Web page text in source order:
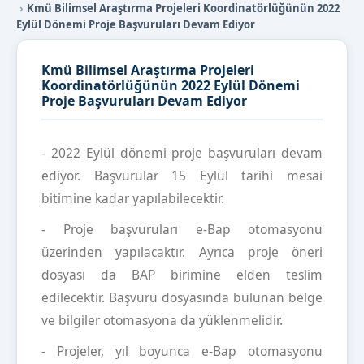
Kmü Bilimsel Araştırma Projeleri Koordinatörlüğünün 2022
Eylül Dönemi Proje Başvuruları Devam Ediyor
Kmü Bilimsel Araştırma Projeleri
Koordinatörlüğünün 2022 Eylül Dönemi
Proje Başvuruları Devam Ediyor
- 2022 Eylül dönemi proje başvuruları devam
ediyor. Başvurular 15 Eylül tarihi mesai
bitimine kadar yapılabilecektir.
- Proje başvuruları e-Bap otomasyonu
üzerinden yapılacaktır. Ayrıca proje öneri
dosyası da BAP birimine elden teslim
edilecektir. Başvuru dosyasında bulunan belge
ve bilgiler otomasyona da yüklenmelidir.
- Projeler, yıl boyunca e-Bap otomasyonu